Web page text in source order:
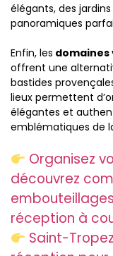
élégants, des
panoramiques
Enfin, les
offrent une
bastides
lieux permettent
élégantes et
emblématiques de
Organisez
découvrez
réception à
Saint-